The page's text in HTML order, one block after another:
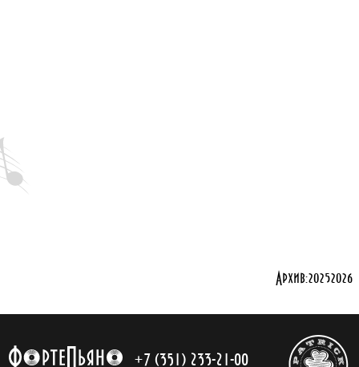
Архив:20252026
+7 (351) 233-21-00